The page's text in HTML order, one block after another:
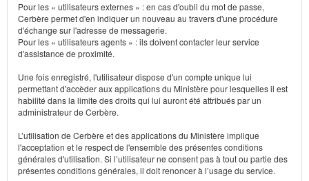
Pour les « utilisateurs externes » : en cas d'oubli du mot de passe,
Cerbère permet d'en indiquer un nouveau au travers d'une procédure
d'échange sur l'adresse de messagerie.
Pour les « utilisateurs agents » : ils doivent contacter leur service
d'assistance de proximité.
Une fois enregistré, l'utilisateur dispose d'un compte unique lui
permettant d'accèder aux applications du Ministère pour lesquelles il est
habilité dans la limite des droits qui lui auront été attribués par un
administrateur de Cerbère.
L’utilisation de Cerbère et des applications du Ministère implique
l'acceptation et le respect de l'ensemble des présentes conditions
générales d'utilisation. Si l’utilisateur ne consent pas à tout ou partie des
présentes conditions générales, il doit renoncer à l’usage du service.